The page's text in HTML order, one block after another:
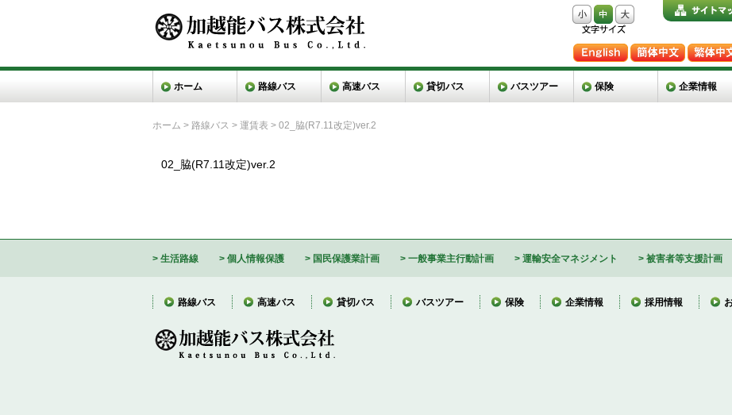
ホーム 路線バス 高速バス 貸切バス バスツアー 保険 企業情報
ホーム > 路線バス > 運賃表 > 02_脇(R7.11改定)ver.2
02_脇(R7.11改定)ver.2
生活路線 個人情報保護 国民保護業計画 一般事業主行動計画 運輸安全マネジメント 被害者等支援計画
路線バス 高速バス 貸切バス バスツアー 保険 企業情報 採用情報